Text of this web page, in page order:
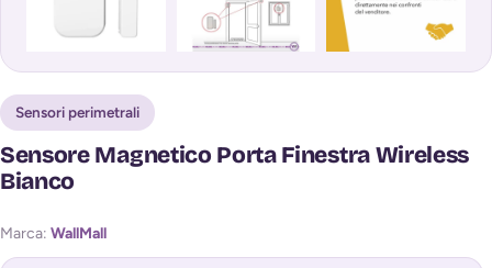
Sensori perimetrali
Sensore Magnetico Porta Finestra Wireless
Bianco
Marca: WallMall